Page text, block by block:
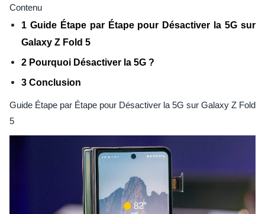
Contenu
1 Guide Étape par Étape pour Désactiver la 5G sur
Galaxy Z Fold 5
2 Pourquoi Désactiver la 5G ?
3 Conclusion
Guide Étape par Étape pour Désactiver la 5G sur Galaxy Z Fold
5